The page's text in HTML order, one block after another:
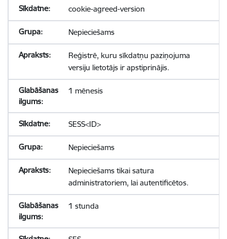
cookie-agreed-version
Nepieciešams
Reģistrē, kuru sīkdatņu paziņojuma
versiju lietotājs ir apstiprinājis.
1 mēnesis
SESS<ID>
Nepieciešams
Nepieciešams tikai satura
administratoriem, lai autentificētos.
1 stunda